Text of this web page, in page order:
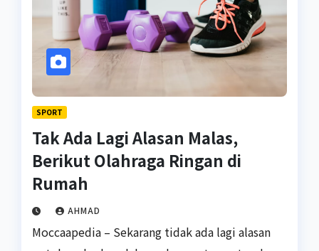
SPORT
Tak Ada Lagi Alasan Malas,
Berikut Olahraga Ringan di
Rumah
AHMAD
Moccaapedia – Sekarang tidak ada lagi alasan